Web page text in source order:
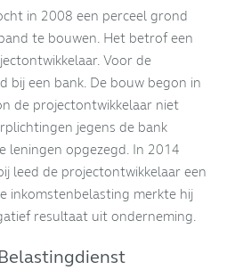
in 2008 een perceel grond
te bouwen. Het betrof een
Voor de
bij een bank. De bouw begon in
de projectontwikkelaar niet
jegens de bank
leningen opgezegd. In 2014
leed de projectontwikkelaar een
inkomstenbelasting merkte hij
resultaat uit onderneming.